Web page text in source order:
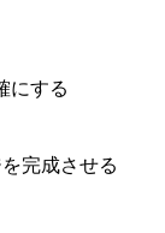
にする
を完成させる